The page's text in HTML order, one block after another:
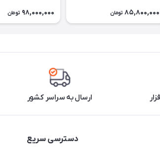
85,800,000 تومان 98,000,000 تومان
ارسال به سراسر کشور
دسترسی سریع